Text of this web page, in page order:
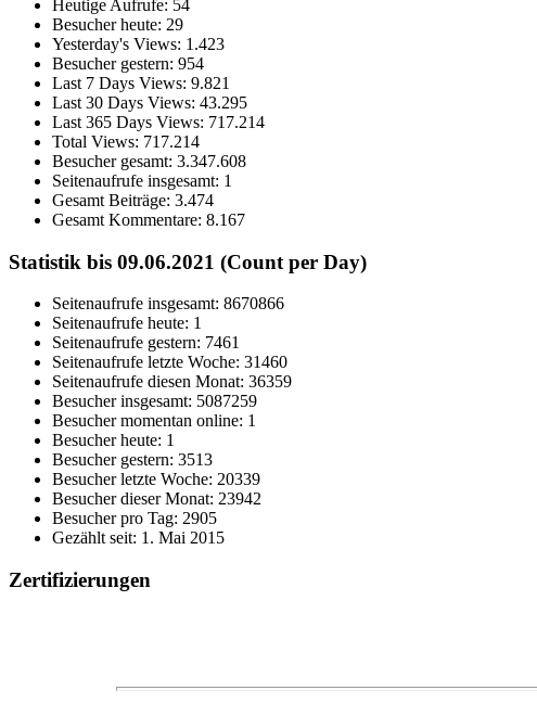
Heutige Aufrufe: 54
Besucher heute: 29
Yesterday's Views: 1.423
Besucher gestern: 954
Last 7 Days Views: 9.821
Last 30 Days Views: 43.295
Last 365 Days Views: 717.214
Total Views: 717.214
Besucher gesamt: 3.347.608
Seitenaufrufe insgesamt: 1
Gesamt Beiträge: 3.474
Gesamt Kommentare: 8.167
Statistik bis 09.06.2021 (Count per Day)
Seitenaufrufe insgesamt: 8670866
Seitenaufrufe heute: 1
Seitenaufrufe gestern: 7461
Seitenaufrufe letzte Woche: 31460
Seitenaufrufe diesen Monat: 36359
Besucher insgesamt: 5087259
Besucher momentan online: 1
Besucher heute: 1
Besucher gestern: 3513
Besucher letzte Woche: 20339
Besucher dieser Monat: 23942
Besucher pro Tag: 2905
Gezählt seit: 1. Mai 2015
Zertifizierungen